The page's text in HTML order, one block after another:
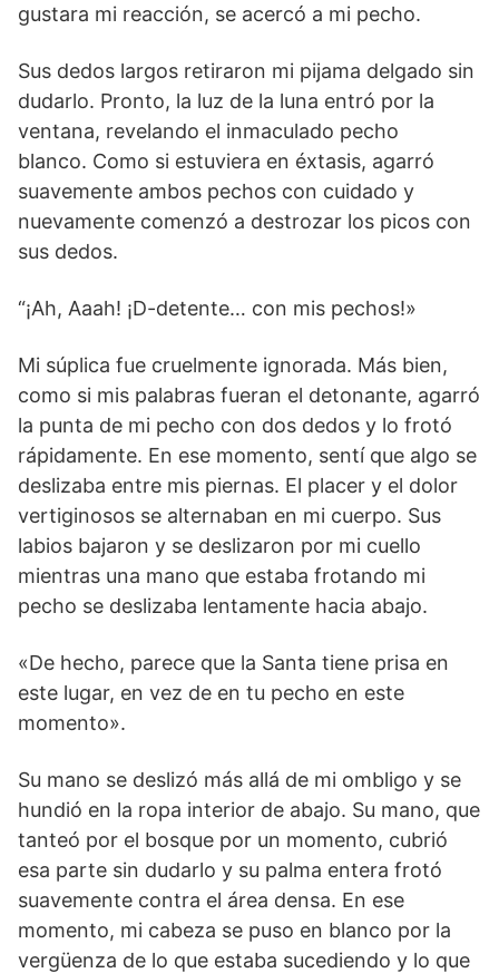
gustara mi reacción, se acercó a mi pecho.
Sus dedos largos retiraron mi pijama delgado sin
dudarlo. Pronto, la luz de la luna entró por la
ventana, revelando el inmaculado pecho
blanco. Como si estuviera en éxtasis, agarró
suavemente ambos pechos con cuidado y
nuevamente comenzó a destrozar los picos con
sus dedos.
“¡Ah, Aaah! ¡D-detente… con mis pechos!»
Mi súplica fue cruelmente ignorada. Más bien,
como si mis palabras fueran el detonante, agarró
la punta de mi pecho con dos dedos y lo frotó
rápidamente. En ese momento, sentí que algo se
deslizaba entre mis piernas. El placer y el dolor
vertiginosos se alternaban en mi cuerpo. Sus
labios bajaron y se deslizaron por mi cuello
mientras una mano que estaba frotando mi
pecho se deslizaba lentamente hacia abajo.
«De hecho, parece que la Santa tiene prisa en
este lugar, en vez de en tu pecho en este
momento».
Su mano se deslizó más allá de mi ombligo y se
hundió en la ropa interior de abajo. Su mano, que
tanteó por el bosque por un momento, cubrió
esa parte sin dudarlo y su palma entera frotó
suavemente contra el área densa. En ese
momento, mi cabeza se puso en blanco por la
vergüenza de lo que estaba sucediendo y lo que